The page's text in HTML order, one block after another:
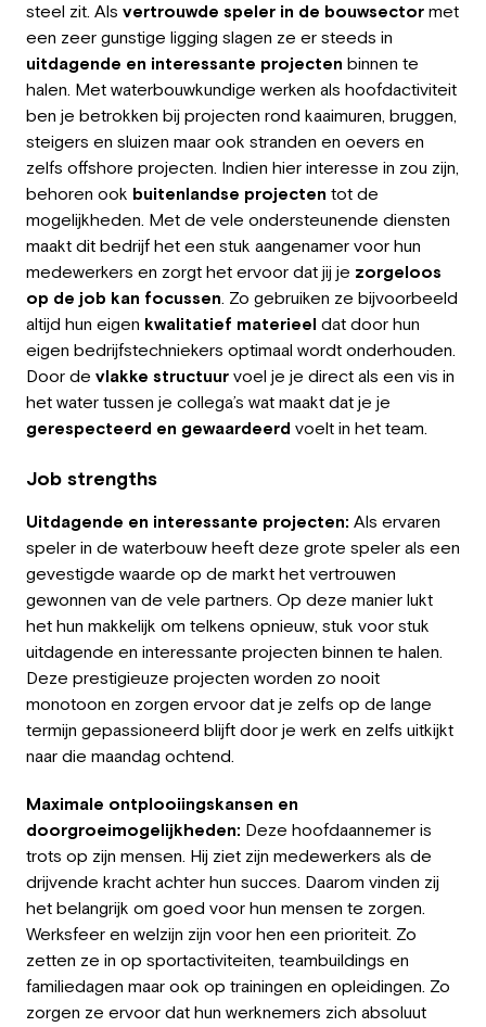
Working at Greystone
About us
Team
EN
steel zit. Als vertrouwde speler in de bouwsector met
een zeer gunstige ligging slagen ze er steeds in
uitdagende en interessante projecten binnen te
halen. Met waterbouwkundige werken als hoofdactiviteit
ben je betrokken bij projecten rond kaaimuren, bruggen,
steigers en sluizen maar ook stranden en oevers en
zelfs offshore projecten. Indien hier interesse in zou zijn,
behoren ook buitenlandse projecten tot de
mogelijkheden. Met de vele ondersteunende diensten
maakt dit bedrijf het een stuk aangenamer voor hun
medewerkers en zorgt het ervoor dat jij je zorgeloos
op de job kan focussen. Zo gebruiken ze bijvoorbeeld
altijd hun eigen kwalitatief materieel dat door hun
eigen bedrijfstechniekers optimaal wordt onderhouden.
Door de vlakke structuur voel je je direct als een vis in
het water tussen je collega’s wat maakt dat je je
gerespecteerd en gewaardeerd voelt in het team.
Job strengths
Uitdagende en interessante projecten: Als ervaren
speler in de waterbouw heeft deze grote speler als een
gevestigde waarde op de markt het vertrouwen
gewonnen van de vele partners. Op deze manier lukt
het hun makkelijk om telkens opnieuw, stuk voor stuk
uitdagende en interessante projecten binnen te halen.
Deze prestigieuze projecten worden zo nooit
monotoon en zorgen ervoor dat je zelfs op de lange
termijn gepassioneerd blijft door je werk en zelfs uitkijkt
naar die maandag ochtend.
Maximale ontplooiingskansen en
doorgroeimogelijkheden: Deze hoofdaannemer is
trots op zijn mensen. Hij ziet zijn medewerkers als de
drijvende kracht achter hun succes. Daarom vinden zij
het belangrijk om goed voor hun mensen te zorgen.
Werksfeer en welzijn zijn voor hen een prioriteit. Zo
zetten ze in op sportactiviteiten, teambuildings en
familiedagen maar ook op trainingen en opleidingen. Zo
zorgen ze ervoor dat hun werknemers zich absoluut